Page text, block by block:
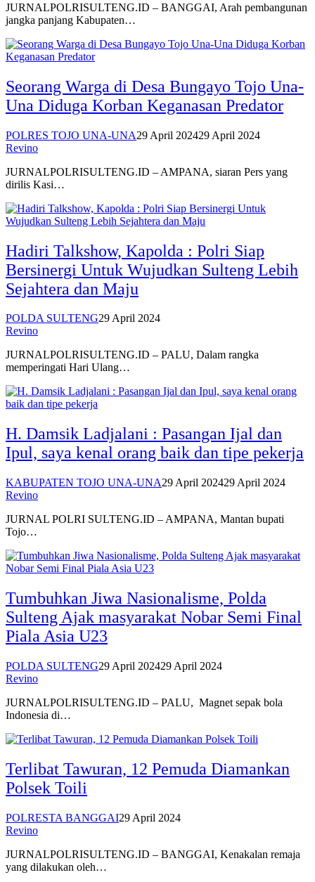
JURNALPOLRISULTENG.ID – BANGGAI, Arah pembangunan
jangka panjang Kabupaten…
Seorang Warga di Desa Bungayo Tojo Una-
Una Diduga Korban Keganasan Predator
POLRES TOJO UNA-UNA29 April 202429 April 2024
Revino
JURNALPOLRISULTENG.ID – AMPANA, siaran Pers yang
dirilis Kasi…
Hadiri Talkshow, Kapolda : Polri Siap
Bersinergi Untuk Wujudkan Sulteng Lebih
Sejahtera dan Maju
POLDA SULTENG29 April 2024
Revino
JURNALPOLRISULTENG.ID – PALU, Dalam rangka
memperingati Hari Ulang…
H. Damsik Ladjalani : Pasangan Ijal dan
Ipul, saya kenal orang baik dan tipe pekerja
KABUPATEN TOJO UNA-UNA29 April 202429 April 2024
Revino
JURNAL POLRI SULTENG.ID – AMPANA, Mantan bupati
Tojo…
Tumbuhkan Jiwa Nasionalisme, Polda
Sulteng Ajak masyarakat Nobar Semi Final
Piala Asia U23
POLDA SULTENG29 April 202429 April 2024
Revino
JURNALPOLRISULTENG.ID – PALU, Magnet sepak bola
Indonesia di…
Terlibat Tawuran, 12 Pemuda Diamankan
Polsek Toili
POLRESTA BANGGAI29 April 2024
Revino
JURNALPOLRISULTENG.ID – BANGGAI, Kenakalan remaja
yang dilakukan oleh…